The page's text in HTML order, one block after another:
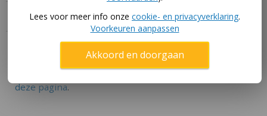
Specificaties
Handleiding
deze pagina.
Lees voor meer info onze cookie- en privacyverklaring.
Voorkeuren aanpassen
Akkoord en doorgaan